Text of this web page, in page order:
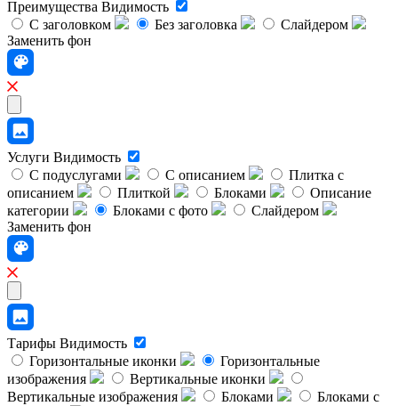
Преимущества Видимость
С заголовком
Без заголовка
Слайдером
Заменить фон
Услуги Видимость
С подуслугами
С описанием
Плитка с
описанием
Плиткой Блоками
Описание
категории
Блоками с фото
Слайдером
Заменить фон
Тарифы Видимость
Горизонтальные иконки
Горизонтальные
изображения
Вертикальные иконки
Вертикальные изображения
Блоками
Блоками с